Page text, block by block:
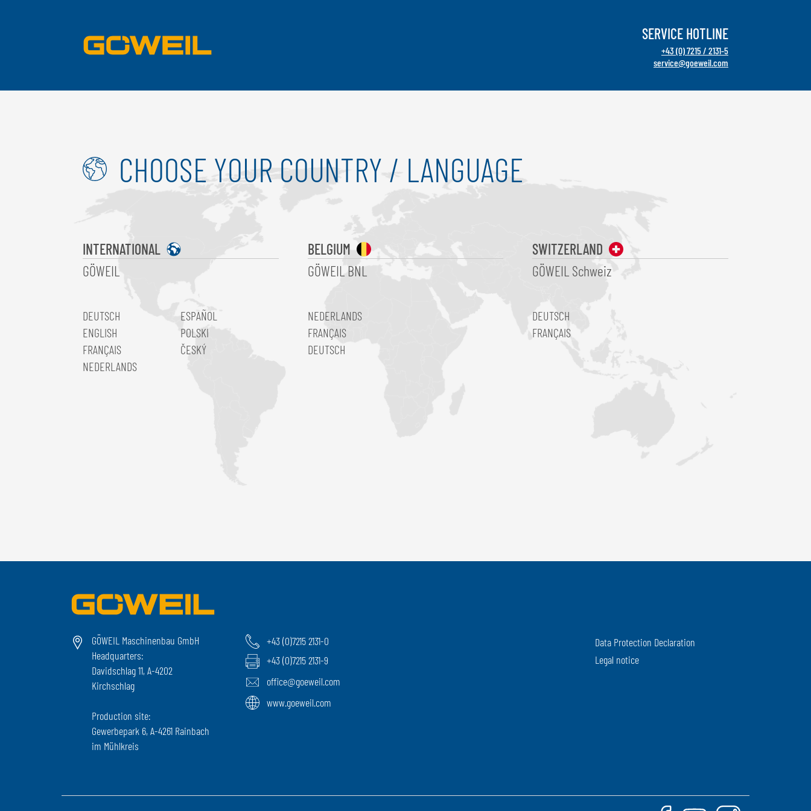
SERVICE HOTLINE
+43 (0) 7215 / 2131-5
service@goeweil.com
CHOOSE YOUR COUNTRY / LANGUAGE
INTERNATIONAL
GÖWEIL
DEUTSCH
ENGLISH
FRANÇAIS
NEDERLANDS
ESPAÑOL
POLSKI
ČESKÝ
BELGIUM
GÖWEIL BNL
NEDERLANDS
FRANÇAIS
DEUTSCH
SWITZERLAND
GÖWEIL Schweiz
DEUTSCH
FRANÇAIS
GÖWEIL Maschinenbau GmbH
Headquarters:
Davidschlag 11, A-4202
Kirchschlag
Production site:
Gewerbepark 6, A-4261 Rainbach
im Mühlkreis
+43 (0)7215 2131-0
+43 (0)7215 2131-9
office@goeweil.com
www.goeweil.com
Data Protection Declaration
Legal notice